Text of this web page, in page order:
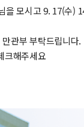
을 모시고 9. 17(수)
관부 부탁드립니다.
크해주세요